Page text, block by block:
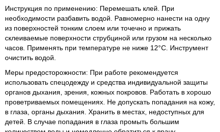
Инструкция по применению: Перемешать клей. При
необходимости разбавить водой. Равномерно нанести на одну
из поверхностей тонким слоем или точечно и прижать
склеиваемые поверхности струбциной или грузом на несколько
часов. Применять при температуре не ниже 12°С. Инструмент
очистить водой.
Меры предосторожности: При работе рекомендуется
использовать спецодежду и средства индивидуальной защиты
органов дыхания, зрения, кожных покровов. Работать в хорошо
проветриваемых помещениях. Не допускать попадания на кожу,
в глаза, органы дыхания. Хранить в местах, недоступных для
детей. В случае попадания в глаза промыть большим